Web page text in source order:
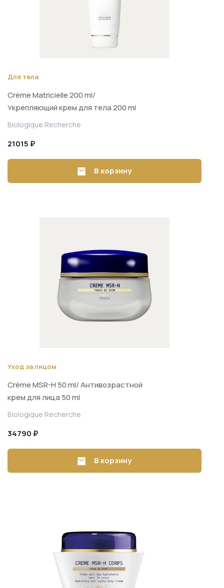
Для тела
Crème Matricielle 200 ml/
Укрепляющий крем для тела 200 ml
Biologique Recherche
21015 ₽
В корзину
Уход за лицом
Crème MSR-H 50 ml/ Антивозрастной
крем для лица 50 ml
Biologique Recherche
34790 ₽
В корзину